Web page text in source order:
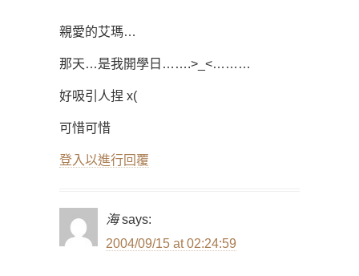
親愛的艾瑪…
那天…是我開學日…….>_<………
好吸引人捏 x(
可惜可惜
登入以進行回覆
海 says:
2004/09/15 at 02:24:59